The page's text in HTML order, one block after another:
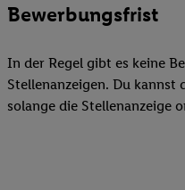
Bewerbungsfrist
In der Regel gibt es keine
Stellenanzeigen. Du kannst
solange die Stellenanzeige